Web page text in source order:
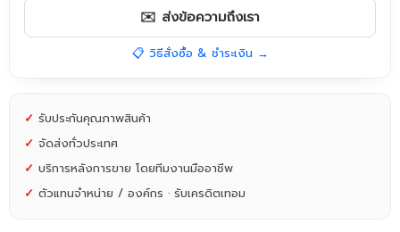
✉️ ส่งข้อความถึงเรา
📋 วิธีสั่งซื้อ & ชำระเงิน →
✓ รับประกันคุณภาพสินค้า
✓ จัดส่งทั่วประเทศ
✓ บริการหลังการขาย โดยทีมงานมืออาชีพ
✓ ตัวแทนจำหน่าย / องค์กร · รับเครดิตเทอม